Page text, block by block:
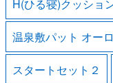
H(ひる寝)クッショ
温泉敷パット オー
スタートセット２